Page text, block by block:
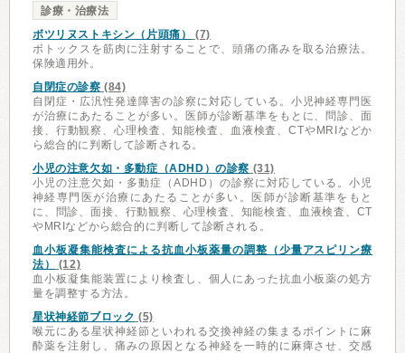
診療・治療法
ボツリヌストキシン（片頭痛）
(7)
ボトックスを筋肉に注射することで、頭痛の痛みを取る治療法。
保険適用外。
自閉症の診察 (84)
自閉症・広汎性発達障害の診察に対応している。小児神経専門医
が治療にあたることが多い。医師が診断基準をもとに、問診、面
接、行動観察、心理検査、知能検査、血液検査、CTやMRIなどか
ら総合的に判断して診断される。
小児の注意欠如・多動症（ADHD）の診察 (31)
小児の注意欠如・多動症（ADHD）の診察に対応している。小児
神経専門医が治療にあたることが多い。医師が診断基準をもと
に、問診、面接、行動観察、心理検査、知能検査、血液検査、CT
やMRIなどから総合的に判断して診断される。
血小板凝集能検査による抗血小板薬量の調整（少量アスピリン療
法）
(12)
血小板凝集能装置により検査し、個人にあった抗血小板薬の処方
量を調整する方法。
星状神経節ブロック (5)
喉元にある星状神経節といわれる交換神経の集まるポイントに麻
酔薬を注射し、痛みの原因となる神経を一時的に麻痺させ、交感